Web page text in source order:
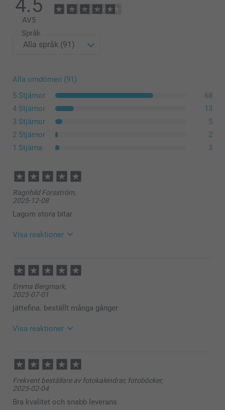
4.5
AV5
Språk
Alla omdömen (91)
5 Stjärnor
68
4 Stjärnor
13
3 Stjärnor
5
2 Stjärnor
2
1 Stjärna
3
Ragnhild Forsström,
2025-12-08
Lagom stora bitar
Visa reaktioner
15:23
Hej Ragnhild,
Stort tack för ⭐️⭐️⭐️⭐️⭐️ och omdöme av våra
minnesspel.
Tack för att du valt att beställa från oss. 💕
Varma hälsningar
Pernilla @smartphoto
Emma Bergmark,
2025-07-01
jättefina. beställt många gånger
Visa reaktioner
13:24
Hej Emma,
Stort tack för ⭐️⭐️⭐️⭐️⭐️ och omdöme av våra
minnesspel.
Tack för att du valt att beställa från oss. 💕
Frekvent beställare av fotokalendrar, fotoböcker,
2025-02-04
Bra kvalitet och snabb leverans